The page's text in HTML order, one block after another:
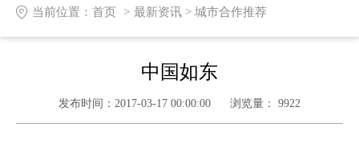
当前位置： 首页 最新资讯 > 城市合作推荐
中国如东
发布时间： 2017-03-17 00:00:00 浏览量： 9922